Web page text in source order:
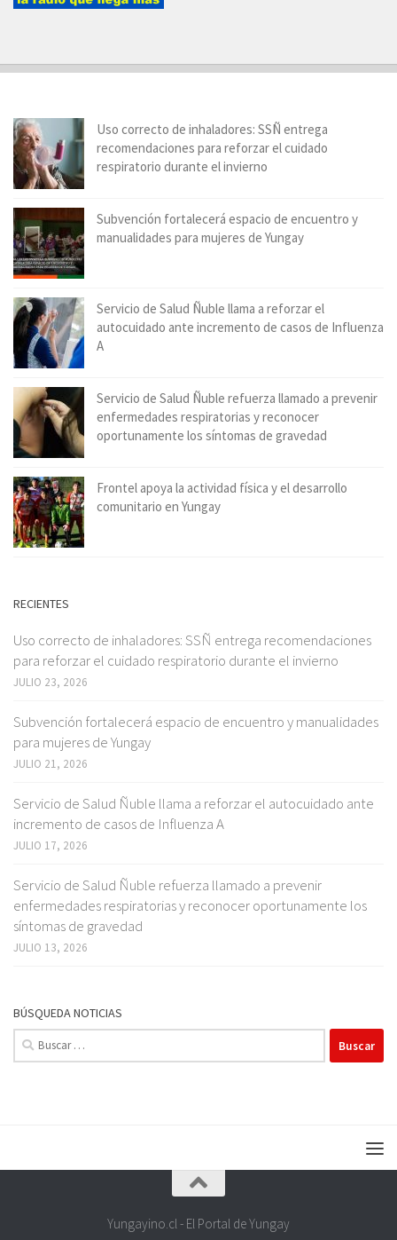
Uso correcto de inhaladores: SSÑ entrega
recomendaciones para reforzar el cuidado
respiratorio durante el invierno
Subvención fortalecerá espacio de encuentro y
manualidades para mujeres de Yungay
Servicio de Salud Ñuble llama a reforzar el
autocuidado ante incremento de casos de Influenza
A
Servicio de Salud Ñuble refuerza llamado a prevenir
enfermedades respiratorias y reconocer
oportunamente los síntomas de gravedad
Frontel apoya la actividad física y el desarrollo
comunitario en Yungay
RECIENTES
Uso correcto de inhaladores: SSÑ entrega recomendaciones
para reforzar el cuidado respiratorio durante el invierno
JULIO 23, 2026
Subvención fortalecerá espacio de encuentro y manualidades
para mujeres de Yungay
JULIO 21, 2026
Servicio de Salud Ñuble llama a reforzar el autocuidado ante
incremento de casos de Influenza A
JULIO 17, 2026
Servicio de Salud Ñuble refuerza llamado a prevenir
enfermedades respiratorias y reconocer oportunamente los
síntomas de gravedad
JULIO 13, 2026
BÚSQUEDA NOTICIAS
Buscar:
Yungayino.cl - El Portal de Yungay